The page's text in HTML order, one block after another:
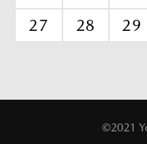
27
28 29
©2021